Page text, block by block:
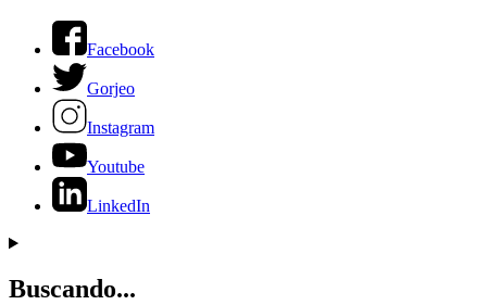
Facebook
Gorjeo
Instagram
Youtube
LinkedIn
Buscando...